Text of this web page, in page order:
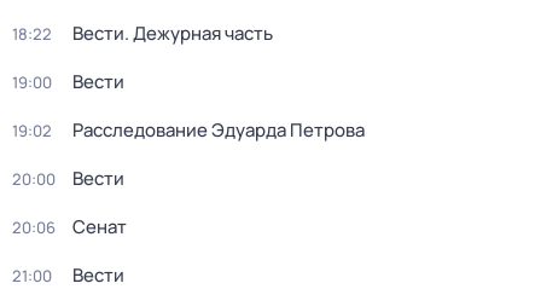
18:22 Вести. Дежурная часть
19:00 Вести
19:02 Расследование Эдуарда Петрова
20:00 Вести
20:06 Сенат
21:00 Вести